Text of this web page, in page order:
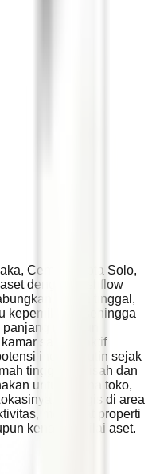
Cemani, Kota Solo,
dengan cashflow
rumah tinggal,
kepemilikan, sehingga
maupun
saat ini aktif
income rutin sejak
tinggal terpisah dan
untuk usaha toko,
strategis di area
membuat properti
kenaikan nilai aset.